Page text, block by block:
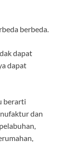
berbeda.
dapat
dapat
berarti
dan